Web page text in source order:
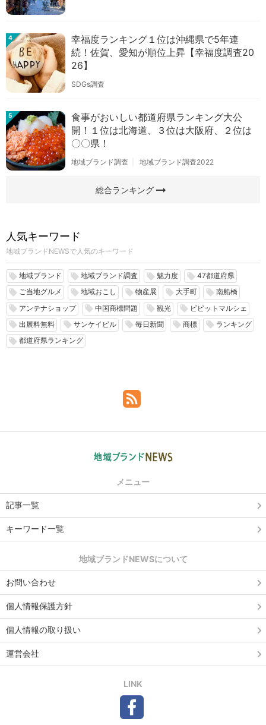
4
幸福度ランキング１位は沖縄県で5年連
続！佐賀、愛知が順位上昇【幸福度調査20
26】
SDGs調査
5
食事がおいしい都道府県ランキング大公
開！１位は北海道、３位は大阪府、２位は
〇〇県！
地域ブランド調査 地域ブランド調査2022
総合ランキングarrow_right_alt
人気キーワード
地域ブランドNEWSで人気のキーワード
local_offer 地域ブランド local_offer 地域ブランド調査 local_offer 魅力度 local_offer 47都道府県
local_offer ご当地グルメ local_offer 地域おこし local_offer 物産展 local_offer 大手町 local_offer 南船橋
local_offer アンテナショップ local_offer 中国商標問題 local_offer 観光 local_offer ビビットマルシェ
local_offer 出展料無料 local_offer サンケイビル local_offer 毎日新聞 local_offer 商標 local_offer ランキング
local_offer 都道府県ランキング
メニュー
記事一覧
キーワード一覧
地域ブランドNEWSについて
お問い合わせ
個人情報保護方針
個人情報の取り扱い
運営会社
LINK